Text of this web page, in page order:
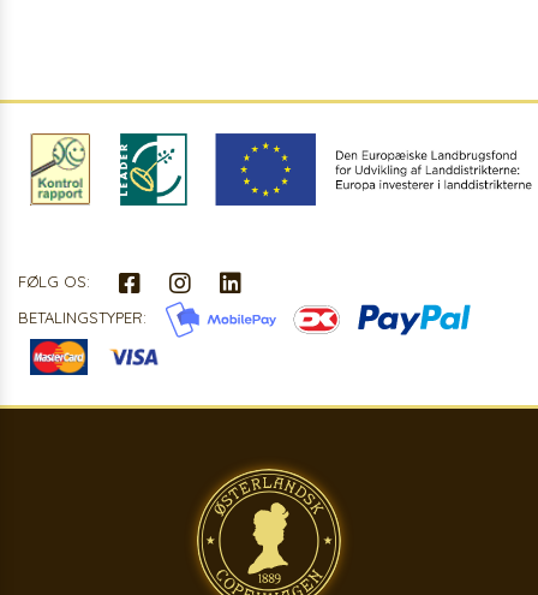
FØLG OS:
BETALINGSTYPER: